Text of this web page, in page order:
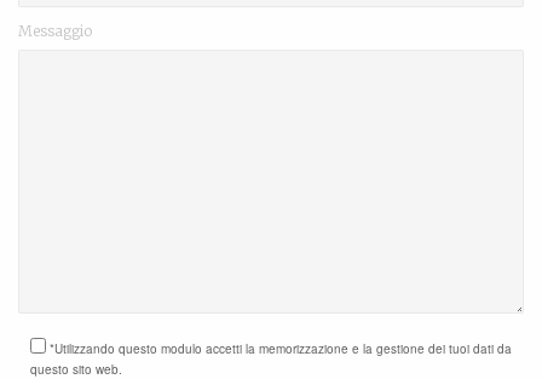
Messaggio
*Utilizzando questo modulo accetti la memorizzazione e la gestione dei tuoi dati da
questo sito web.